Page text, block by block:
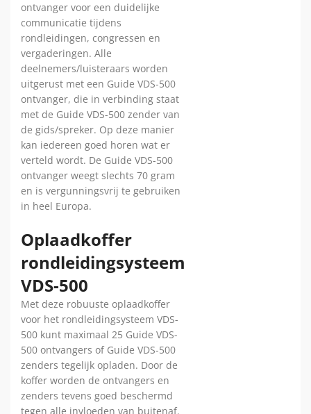
ontvanger voor een duidelijke
communicatie tijdens
rondleidingen, congressen en
vergaderingen. Alle
deelnemers/luisteraars worden
uitgerust met een Guide VDS-500
ontvanger, die in verbinding staat
met de Guide VDS-500 zender van
de gids/spreker. Op deze manier
kan iedereen goed horen wat er
verteld wordt. De Guide VDS-500
ontvanger weegt slechts 70 gram
en is vergunningsvrij te gebruiken
in heel Europa.
Oplaadkoffer
rondleidingsysteem
VDS-500
Met deze robuuste oplaadkoffer
voor het rondleidingsysteem VDS-
500 kunt maximaal 25 Guide VDS-
500 ontvangers of Guide VDS-500
zenders tegelijk opladen. Door de
koffer worden de ontvangers en
zenders tevens goed beschermd
tegen alle invloeden van buitenaf.